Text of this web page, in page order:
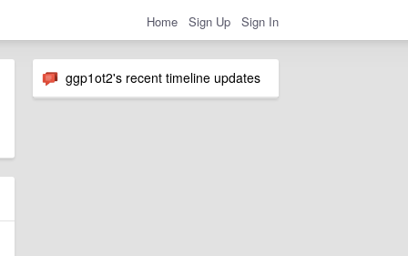
Home Sign Up Sign In
ggp1ot2's recent timeline updates